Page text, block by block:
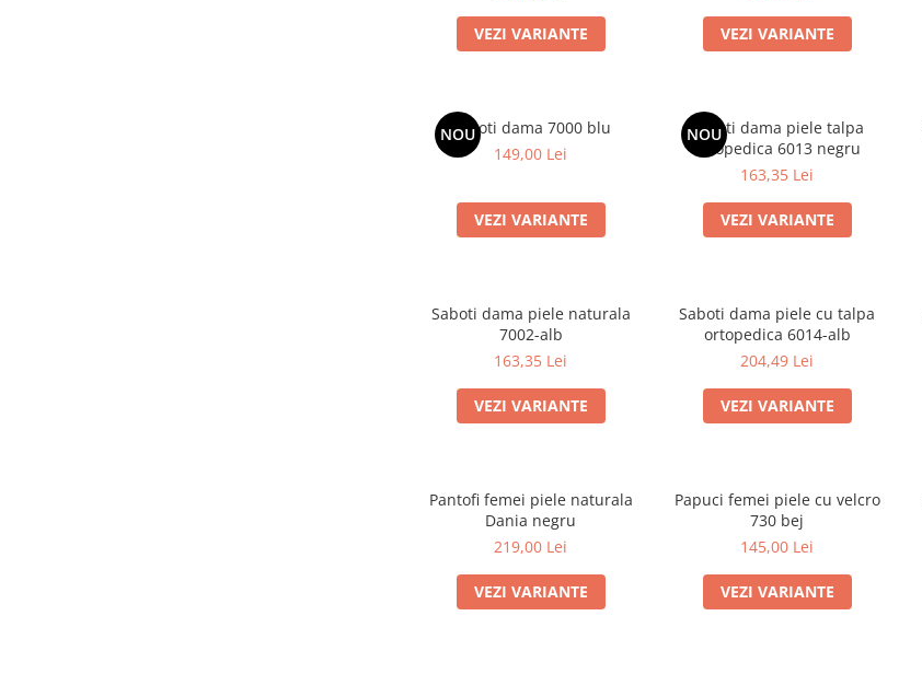
VEZI VARIANTE VEZI VARIANTE
NOU
Saboti dama 7000 blu
149,00 Lei
VEZI VARIANTE
NOU
Saboti dama piele talpa
ortopedica 6013 negru
163,35 Lei
VEZI VARIANTE
Saboti dama piele naturala
7002-alb
163,35 Lei
VEZI VARIANTE
Saboti dama piele cu talpa
ortopedica 6014-alb
204,49 Lei
VEZI VARIANTE
Pantofi femei piele naturala
Dania negru
219,00 Lei
VEZI VARIANTE
Papuci femei piele cu velcro
730 bej
145,00 Lei
VEZI VARIANTE